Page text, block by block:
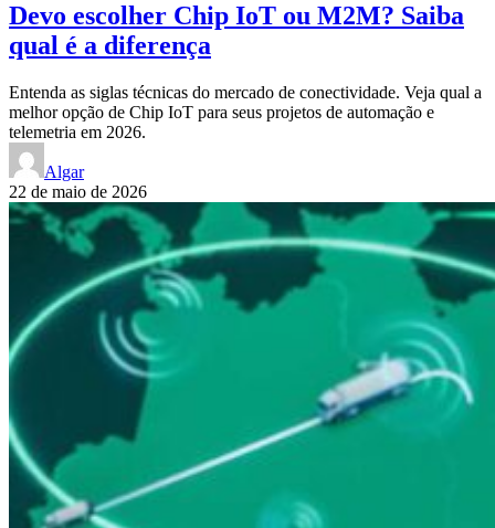
Devo escolher Chip IoT ou M2M? Saiba
qual é a diferença
Entenda as siglas técnicas do mercado de conectividade. Veja qual a
melhor opção de Chip IoT para seus projetos de automação e
telemetria em 2026.
Algar
22 de maio de 2026